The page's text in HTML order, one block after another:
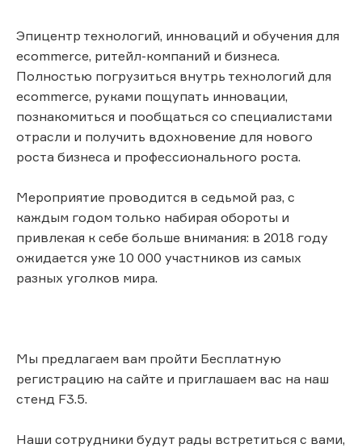
Эпицентр технологий, инноваций и обучения для
ecommerce, ритейл-компаний и бизнеса.
Полностью погрузиться внутрь технологий для
ecommerce, руками пощупать инновации,
познакомиться и пообщаться со специалистами
отрасли и получить вдохновение для нового
роста бизнеса и профессионального роста.
Мероприятие проводится в седьмой раз, с
каждым годом только набирая обороты и
привлекая к себе больше внимания: в 2018 году
ожидается уже 10 000 участников из самых
разных уголков мира.
Мы предлагаем вам пройти Бесплатную
регистрацию на сайте и приглашаем вас на наш
стенд F3.5.
Наши сотрудники будут рады встретиться с вами,